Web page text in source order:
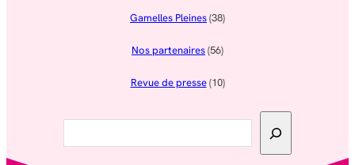
Gamelles Pleines(38)
Nos partenaires(56)
Revue de presse(10)
Rechercher